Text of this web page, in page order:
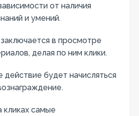
от наличия
и умений.
в просмотре
делая по ним клики.
действие будет начисляться
кликах самые